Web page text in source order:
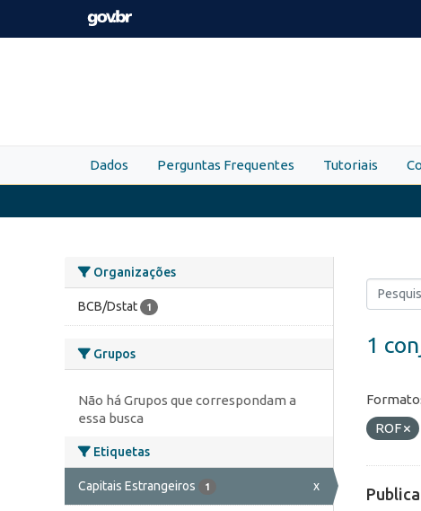
Skip to main content
Dados Perguntas Frequentes Tutoriais
Organizações
BCB/Dstat 1
Grupos
Não há Grupos que correspondam a
essa busca
Etiquetas
Capitais Estrangeiros 1 x
1
ROF